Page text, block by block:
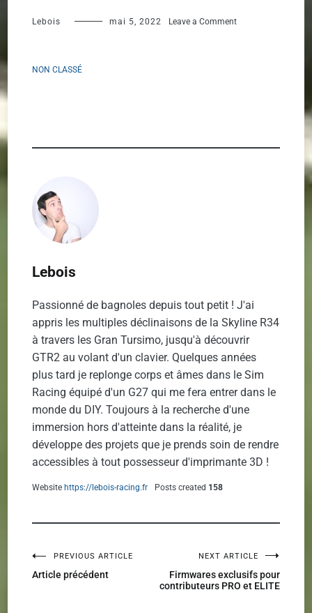
Lebois mai 5, 2022 Leave a Commenton
vérins
NON CLASSÉ
Lebois
Passionné de bagnoles depuis tout petit ! J'ai
appris les multiples déclinaisons de la Skyline R34
à travers les Gran Tursimo, jusqu'à découvrir
GTR2 au volant d'un clavier. Quelques années
plus tard je replonge corps et âmes dans le Sim
Racing équipé d'un G27 qui me fera entrer dans le
monde du DIY. Toujours à la recherche d'une
immersion hors d'atteinte dans la réalité, je
développe des projets que je prends soin de rendre
accessibles à tout possesseur d'imprimante 3D !
Website https://lebois-racing.fr Posts created 158
Navigation
PREVIOUS ARTICLE
Article précédent
NEXT ARTICLE
Firmwares exclusifs pour
contributeurs PRO et ELITE